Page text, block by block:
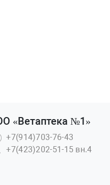
«Ветаптека №1»
+7(914)703-76-43
+7(423)202-51-15 вн.4